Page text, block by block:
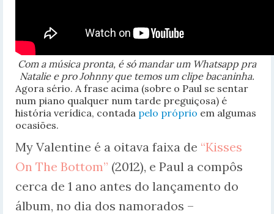
Com a música pronta, é só mandar um Whatsapp pra
Natalie e pro Johnny que temos um clipe bacaninha.
Agora sério. A frase acima (sobre o Paul se sentar
num piano qualquer num tarde preguiçosa) é
história verídica, contada pelo próprio em algumas
ocasiões.
My Valentine é a oitava faixa de “Kisses
On The Bottom” (2012), e Paul a compôs
cerca de 1 ano antes do lançamento do
álbum, no dia dos namorados –